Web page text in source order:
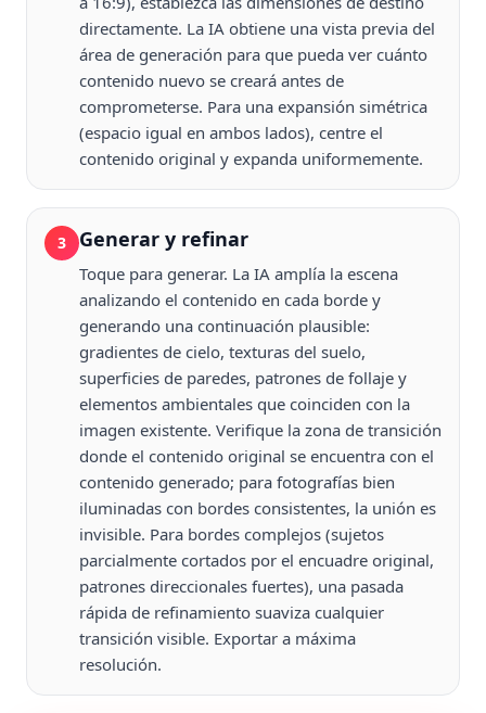
directamente. La IA obtiene una vista previa del
área de generación para que pueda ver cuánto
contenido nuevo se creará antes de
comprometerse. Para una expansión simétrica
(espacio igual en ambos lados), centre el
contenido original y expanda uniformemente.
3 Generar y refinar
Toque para generar. La IA amplía la escena
analizando el contenido en cada borde y
generando una continuación plausible:
gradientes de cielo, texturas del suelo,
superficies de paredes, patrones de follaje y
elementos ambientales que coinciden con la
imagen existente. Verifique la zona de transición
donde el contenido original se encuentra con el
contenido generado; para fotografías bien
iluminadas con bordes consistentes, la unión es
invisible. Para bordes complejos (sujetos
parcialmente cortados por el encuadre original,
patrones direccionales fuertes), una pasada
rápida de refinamiento suaviza cualquier
transición visible. Exportar a máxima
resolución.